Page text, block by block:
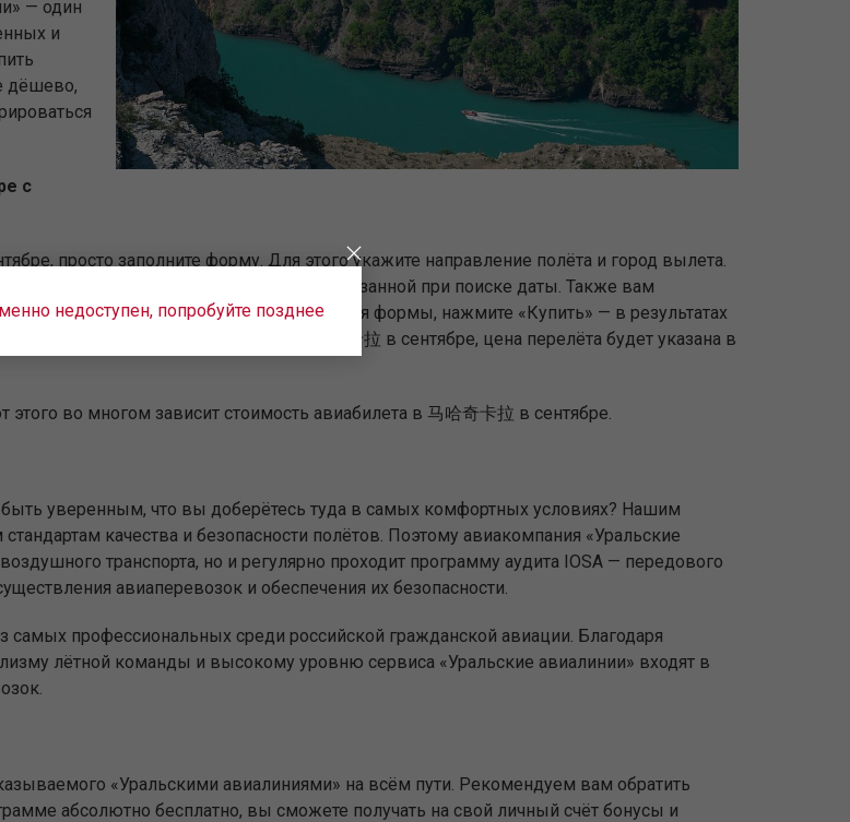
— один
и
дёшево,
с
просто заполните форму. Для этого укажите направление полёта и город вылета.
услугой гибкого поиска +/- 3 дня от указанной при поиске даты. Также вам
пассажиров. Заполнив необходимые поля формы, нажмите «Купить» — в результатах
и все доступные авиабилеты в 马哈奇卡拉 в сентябре, цена перелёта будет указана в
во многом зависит стоимость авиабилета в 马哈奇卡拉 в сентябре.
быть уверенным, что вы доберётесь туда в самых комфортных условиях? Нашим
качества и безопасности полётов. Поэтому авиакомпания «Уральские
транспорта, но и регулярно проходит программу аудита IOSA — передового
авиаперевозок и обеспечения их безопасности.
самых профессиональных среди российской гражданской авиации. Благодаря
лётной команды и высокому уровню сервиса «Уральские авиалинии» входят в
«Уральскими авиалиниями» на всём пути. Рекомендуем вам обратить
абсолютно бесплатно, вы сможете получать на свой личный счёт бонусы и
недоступен, попробуйте позднее